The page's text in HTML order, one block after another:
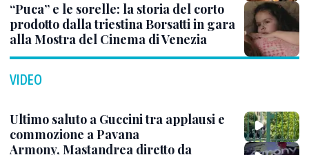
“Puca” e le sorelle: la storia del corto
prodotto dalla triestina Borsatti in gara
alla Mostra del Cinema di Venezia
VIDEO
Ultimo saluto a Guccini tra applausi e
commozione a Pavana
Armony, Mastandrea diretto da